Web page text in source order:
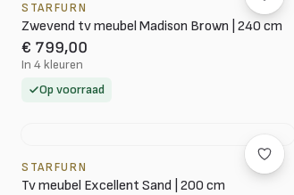
STARFURN
Zwevend tv meubel Madison Brown | 240 cm
€ 799,00
In 4 kleuren
Op voorraad
STARFURN
Tv meubel Excellent Sand | 200 cm